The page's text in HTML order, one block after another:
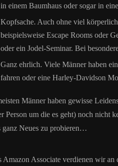
in einem Baumhaus oder sogar in
Kopfsache. Auch ohne viel
beispielsweise Escape Rooms oder
oder ein Jodel-Seminar. Bei
Ganz ehrlich. Viele Männer haben
fahren oder eine Harley-Davidson
Männer haben gewisse
Person um die es geht) noch nicht
ganz Neues zu probieren…
Amazon Associate verdienen wir